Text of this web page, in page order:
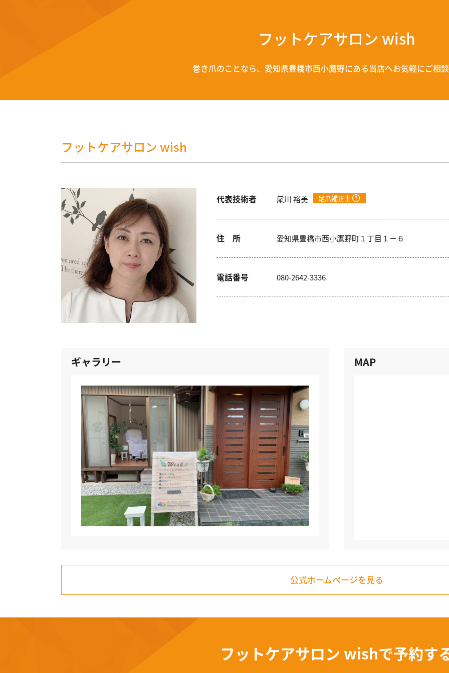
フットケアサロン wish
巻き爪のことなら、愛知県豊橋市西小鷹野にある当店へお気軽にご相
フットケアサロン wish
代表技術者 尾川 裕美 足爪補正士
住 所 愛知県豊橋市西小鷹野町１丁目１－６
電話番号 080-2642-3336
ギャラリー MAP
公式ホームページを見る
フットケアサロン wishで予約す